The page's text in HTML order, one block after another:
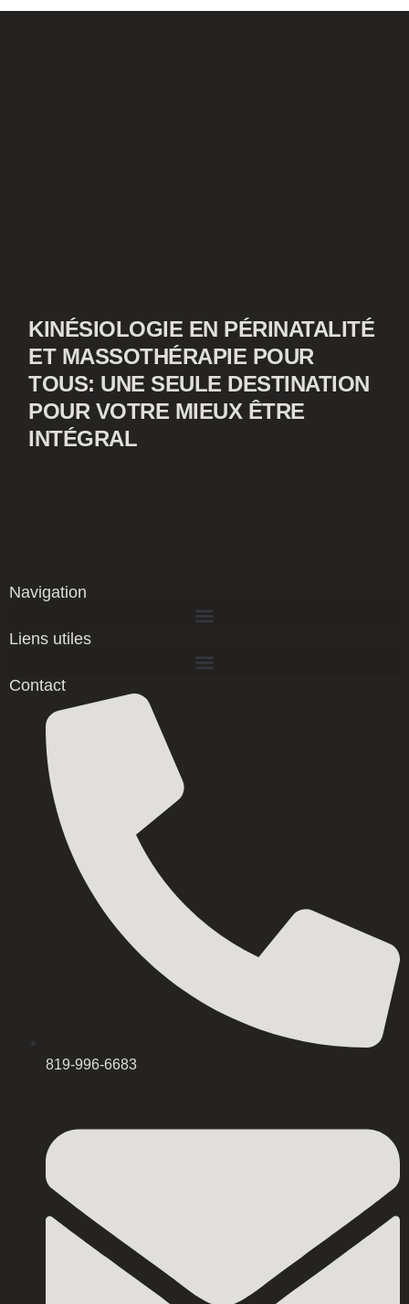
KINÉSIOLOGIE EN PÉRINATALITÉ
ET MASSOTHÉRAPIE POUR
TOUS: UNE SEULE DESTINATION
POUR VOTRE MIEUX ÊTRE
INTÉGRAL
Navigation
Liens utiles
Contact
819-996-6683